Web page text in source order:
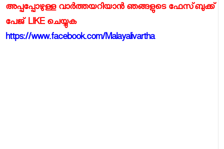
അപ്പപ്പോഴുള്ള വാര്‍ത്തയറിയാന്‍ ഞങ്ങളുടെ ഫേസ്‌ബുക്ക്‌
പേജ് LIKE ചെയ്യുക
https://www.facebook.com/Malayalivartha